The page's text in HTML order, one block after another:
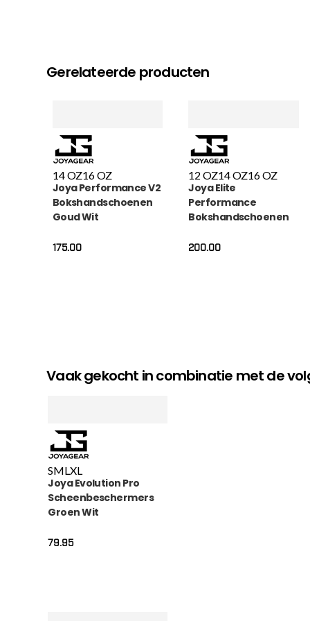
Gerelateerde producten
14 OZ16 OZ
Joya Performance V2
Bokshandschoenen
Goud Wit
175.00
12 OZ14 OZ16 OZ
Joya Elite
Performance
Bokshandschoenen
200.00
Vaak gekocht in combinatie met de
SMLXL
Joya Evolution Pro
Scheenbeschermers
Groen Wit
79.95